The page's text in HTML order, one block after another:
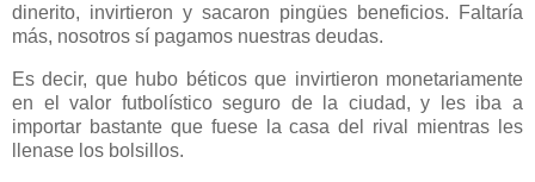
dinerito, invirtieron y sacaron pingües beneficios. Faltaría
más, nosotros sí pagamos nuestras deudas.
Es decir, que hubo béticos que invirtieron monetariamente
en el valor futbolístico seguro de la ciudad, y les iba a
importar bastante que fuese la casa del rival mientras les
llenase los bolsillos.